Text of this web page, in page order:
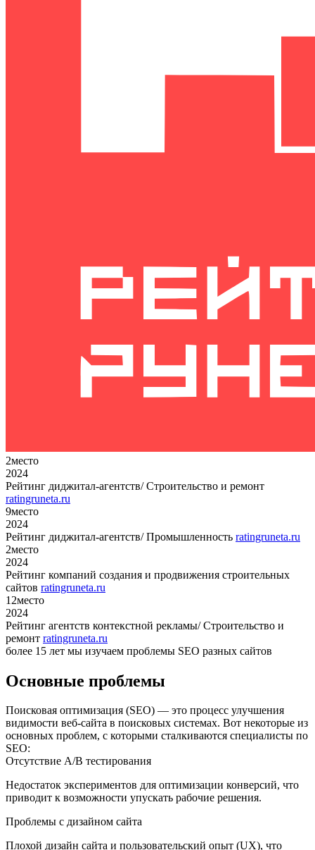
2место
2024
Рейтинг диджитал-агентств/ Строительство и ремонт
ratingruneta.ru
9место
2024
Рейтинг диджитал-агентств/ Промышленность ratingruneta.ru
2место
2024
Рейтинг компаний создания и продвижения строительных
сайтов ratingruneta.ru
12место
2024
Рейтинг агентств контекстной рекламы/ Строительство и
ремонт ratingruneta.ru
более 15 лет мы изучаем проблемы SEO разных сайтов
Основные проблемы
Поисковая оптимизация (SEO) — это процесс улучшения
видимости веб-сайта в поисковых системах. Вот некоторые из
основных проблем, с которыми сталкиваются специалисты по
SEO:
Отсутствие A/B тестирования
Недостаток экспериментов для оптимизации конверсий, что
приводит к возможности упускать рабочие решения.
Проблемы с дизайном сайта
Плохой дизайн сайта и пользовательский опыт (UX), что